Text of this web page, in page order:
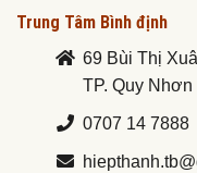
Trung Tâm Bình định
69 Bùi Thị
TP. Quy Nhơn
0707 14 7888